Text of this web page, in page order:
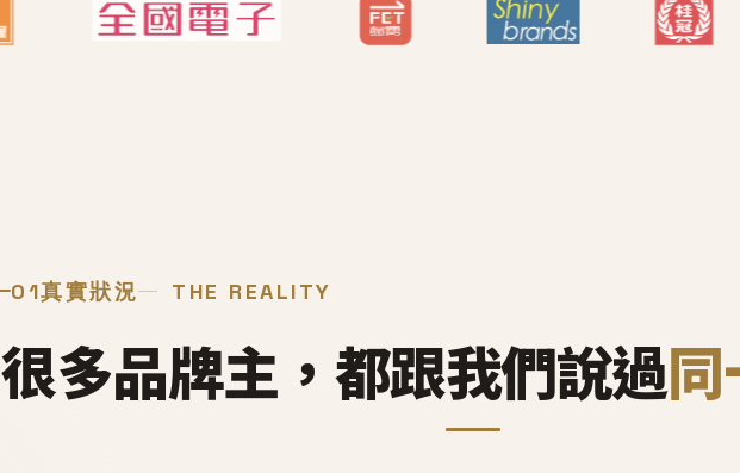
01真實狀況 THE REALITY
很多品牌主，都跟我們說過同